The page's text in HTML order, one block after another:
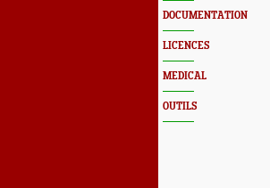
DOCUMENTATION
LICENCES
MEDICAL
OUTILS